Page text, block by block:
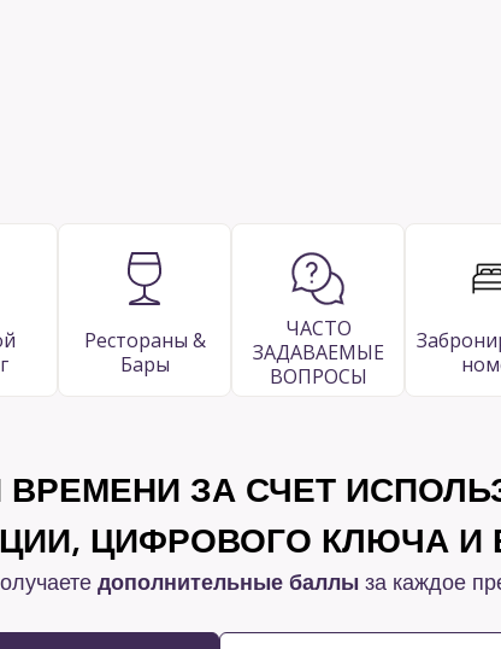
Рестораны &
Бары
ЧАСТО
ЗАДАВАЕМЫЕ
ВОПРОСЫ
ЗА СЧЕТ
ЦИФРОВОГО КЛЮЧА И
дополнительные баллы за каждое